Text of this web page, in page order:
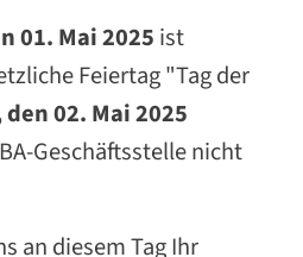
01. Mai 2025 ist
Feiertag "Tag der
den 02. Mai 2025
Geschäftsstelle nicht
an diesem Tag Ihr